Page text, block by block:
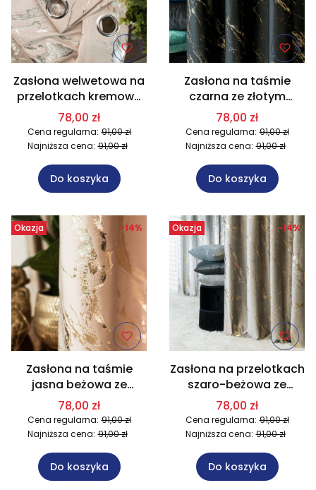
Zasłona welwetowa na
przelotkach kremowa
ze srebrnym nadrukiem
140x250 cm 016/W10
78,00 zł
Cena regularna: 91,00 zł
Najniższa cena: 91,00 zł
Do koszyka
Zasłona na taśmie
czarna ze złotym
nadrukiem 140x250 cm
111/W10
78,00 zł
Cena regularna: 91,00 zł
Najniższa cena: 91,00 zł
Do koszyka
Okazja
Zasłona na taśmie
jasna beżowa ze
złotym nadrukiem
140x250 cm 003/W10
78,00 zł
Cena regularna: 91,00 zł
-14%
Najniższa cena: 91,00 zł
Do koszyka
Okazja
Zasłona na przelotkach
szaro-beżowa ze
złotym nadrukiem
140x250 cm 017/W10
78,00 zł
Cena regularna: 91,00 zł
-14%
Najniższa cena: 91,00 zł
Do koszyka